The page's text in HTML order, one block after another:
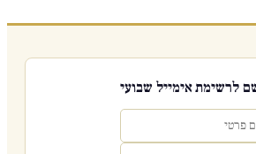
לרשימת אימייל שבועי